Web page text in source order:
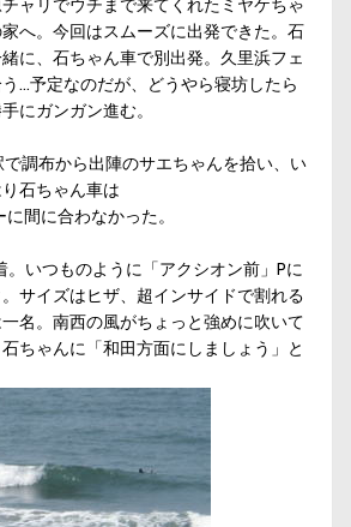
ャリでウチまで来てくれたミヤケちゃ
へ。今回はスムーズに出発できた。石
に、石ちゃん車で別出発。久里浜フェ
…予定なのだが、どうやら寝坊したら
にガンガン進む。
で調布から出陣のサエちゃんを拾い、い
石ちゃん車は
間に合わなかった。
。いつものように「アクシオン前」Pに
サイズはヒザ、超インサイドで割れる
名。南西の風がちょっと強めに吹いて
ちゃんに「和田方面にしましょう」と